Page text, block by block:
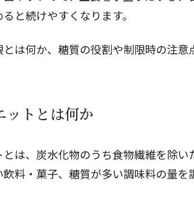
と続けやすくなります。
は何か、糖質の役割や制限時の注意
ットとは何か
は、炭水化物のうち食物繊維を除い
料・菓子、糖質が多い調味料の量を